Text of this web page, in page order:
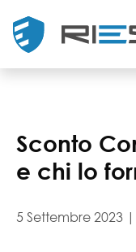
Sconto
e chi lo
5 Settembre 2023 |